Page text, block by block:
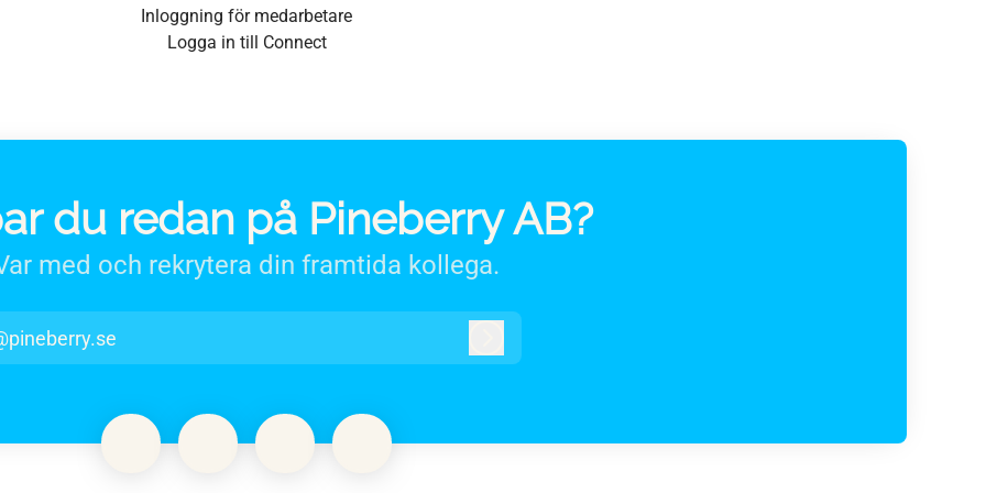
Inloggning för medarbetare
Logga in till Connect
du redan på Pineberry AB?
med och rekrytera din framtida kollega.